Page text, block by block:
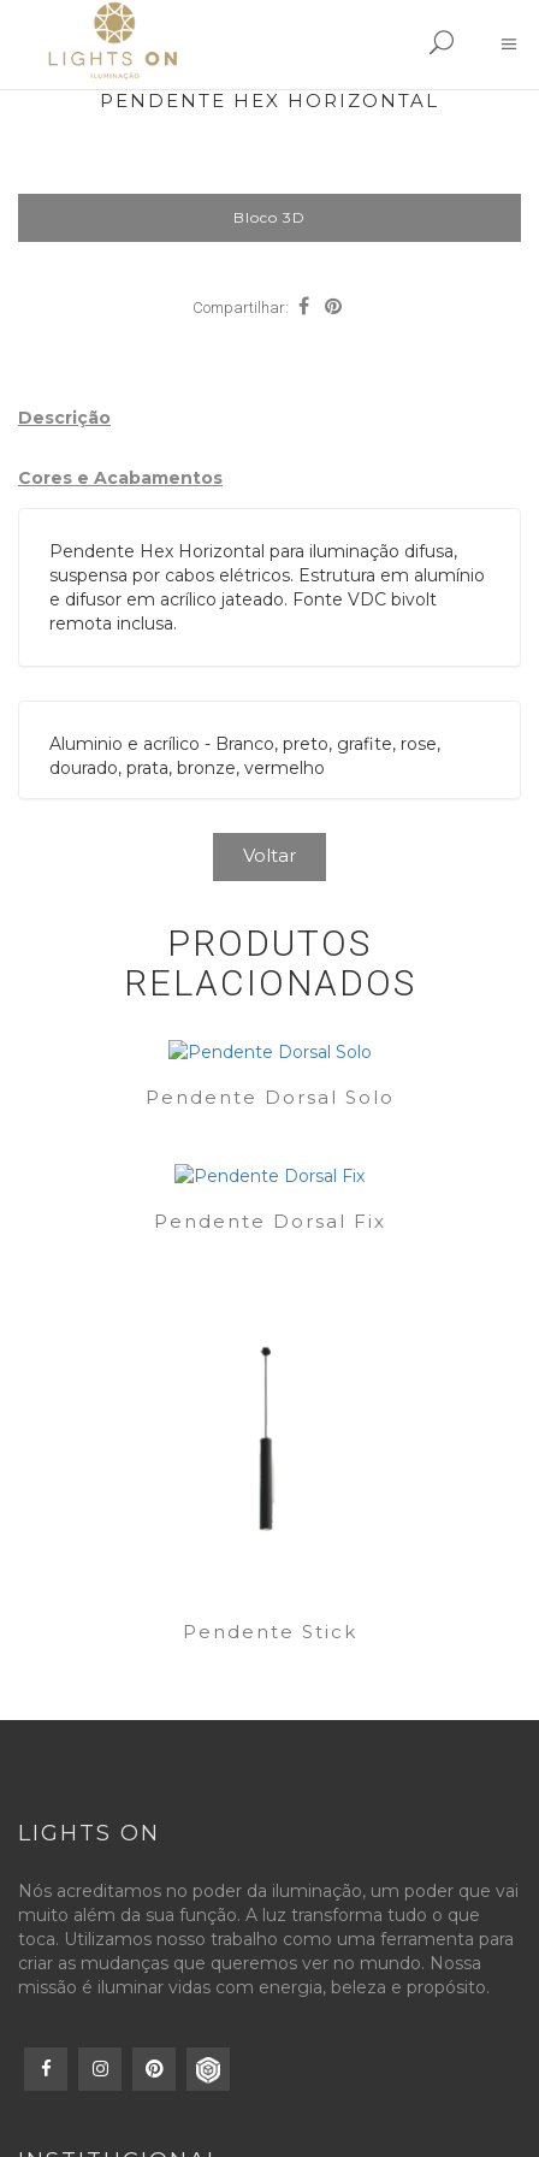
PENDENTE HEX HORIZONTAL
Bloco 3D
Compartilhar:
Descrição
Cores e Acabamentos
Pendente Hex Horizontal para iluminação difusa,
suspensa por cabos elétricos. Estrutura em alumínio
e difusor em acrílico jateado. Fonte VDC bivolt
remota inclusa.
Aluminio e acrílico - Branco, preto, grafite, rose,
dourado, prata, bronze, vermelho
Voltar
PRODUTOS
RELACIONADOS
Pendente Dorsal Solo
Pendente Dorsal Fix
Pendente Stick
LIGHTS ON
Nós acreditamos no poder da iluminação, um poder que vai
muito além da sua função. A luz transforma tudo o que
toca. Utilizamos nosso trabalho como uma ferramenta para
criar as mudanças que queremos ver no mundo. Nossa
missão é iluminar vidas com energia, beleza e propósito.